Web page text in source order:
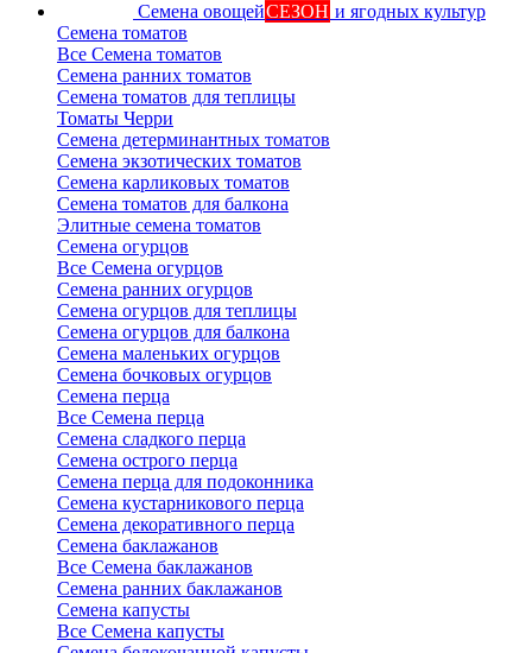
Семена овощейСЕЗОН и ягодных культур
Семена томатов
Все Семена томатов
Семена ранних томатов
Семена томатов для теплицы
Томаты Черри
Семена детерминантных томатов
Семена экзотических томатов
Семена карликовых томатов
Семена томатов для балкона
Элитные семена томатов
Семена огурцов
Все Семена огурцов
Семена ранних огурцов
Семена огурцов для теплицы
Семена огурцов для балкона
Семена маленьких огурцов
Семена бочковых огурцов
Семена перца
Все Семена перца
Семена сладкого перца
Семена острого перца
Семена перца для подоконника
Семена кустарникового перца
Семена декоративного перца
Семена баклажанов
Все Семена баклажанов
Семена ранних баклажанов
Семена капусты
Все Семена капусты